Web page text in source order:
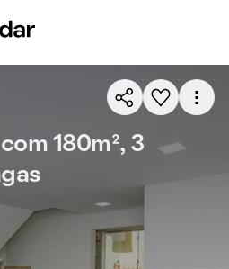
180m², 3